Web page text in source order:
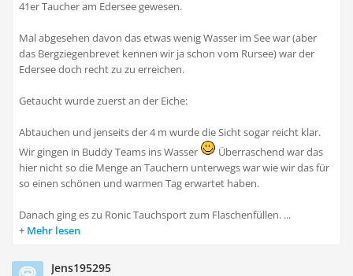
41er Taucher am Edersee gewesen.
Mal abgesehen davon das etwas wenig Wasser im See war (aber
das Bergziegenbrevet kennen wir ja schon vom Rursee) war der
Edersee doch recht zu zu erreichen.
Getaucht wurde zuerst an der Eiche:
Abtauchen und jenseits der 4 m wurde die Sicht sogar reicht klar.
Wir gingen in Buddy Teams ins Wasser
Überraschend war das
hier nicht so die Menge an Tauchern unterwegs war wie wir das für
so einen schönen und warmen Tag erwartet haben.
Danach ging es zu Ronic Tauchsport zum Flaschenfüllen. ...
Mehr lesen
Jens195295